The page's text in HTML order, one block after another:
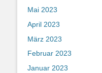
Mai 2023
April 2023
März 2023
Februar 2023
Januar 2023